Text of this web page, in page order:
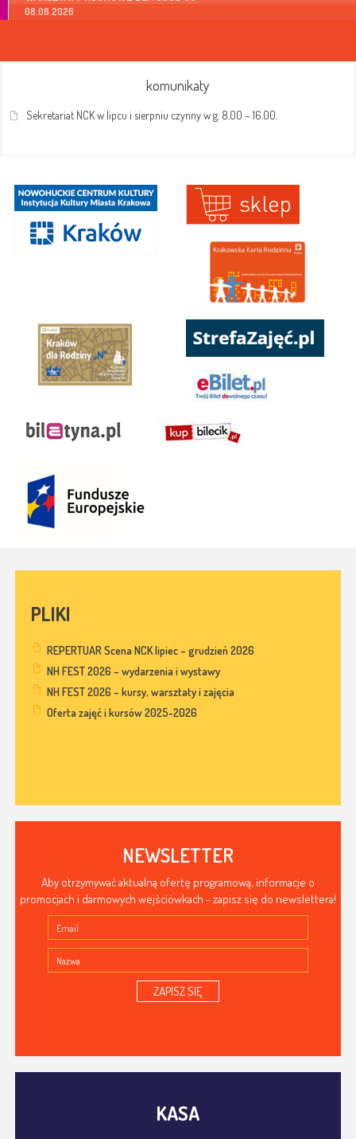
08.08.2026
komunikaty
Sekretariat NCK w lipcu i sierpniu czynny w g. 8.00 – 16.00.
PLIKI
REPERTUAR Scena NCK lipiec – grudzień 2026
NH FEST 2026 – wydarzenia i wystawy
NH FEST 2026 – kursy, warsztaty i zajęcia
Oferta zajęć i kursów 2025-2026
NEWSLETTER
Aby otrzymywać aktualną ofertę programową, informacje o
promocjach i darmowych wejściówkach - zapisz się do newslettera!
ZAPISZ SIĘ
KASA